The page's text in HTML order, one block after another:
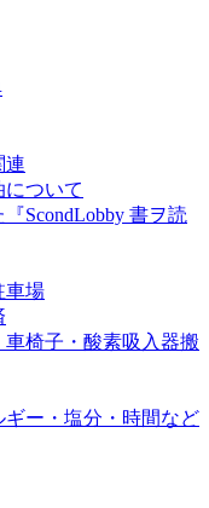
連
ついて
ScondLobby 書ヲ読
車場
椅子・酸素吸入器搬
ー・塩分・時間など